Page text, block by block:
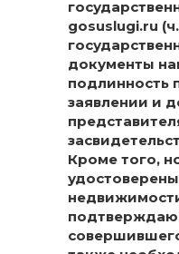
gosuslugi.ru (ч.
документы
подлинность
заявлении и
Кроме того,